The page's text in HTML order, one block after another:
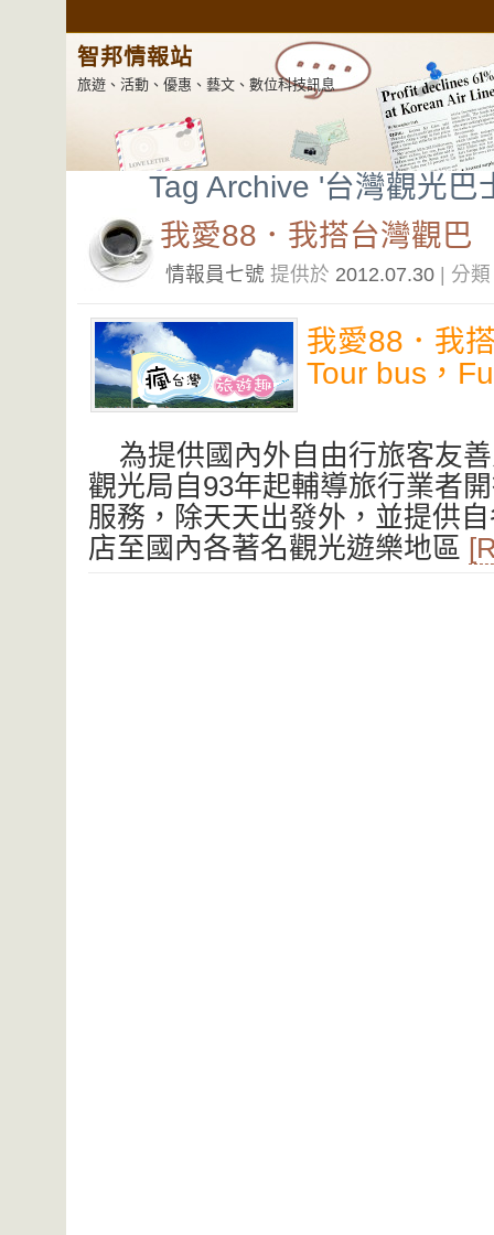
智邦情報站
旅遊、活動、優惠、藝文、數位科技訊息
Tag Archive '台灣觀光巴
我愛88．我搭台灣觀巴
情報員七號 提供於 2012.07.30 | 分
我愛88．我
Tour bus，
為提供國內外自由行旅客友
觀光局自93年起輔導旅行業者
服務，除天天出發外，並提供
店至國內各著名觀光遊樂地區